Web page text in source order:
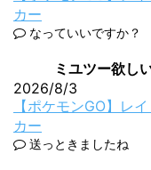
カー
なっていいですか？
ミユツー欲し
2026/8/3
【ポケモンGO】レ
カー
送っときましたね